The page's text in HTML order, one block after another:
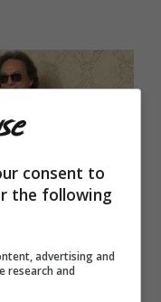
consent to
the following
advertising and
research and